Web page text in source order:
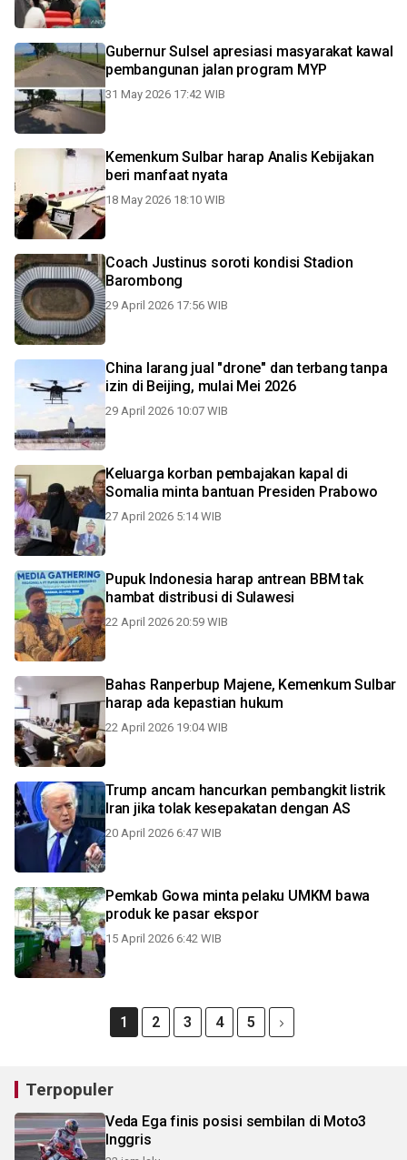
Gubernur Sulsel apresiasi masyarakat kawal
pembangunan jalan program MYP
31 May 2026 17:42 WIB
Kemenkum Sulbar harap Analis Kebijakan
beri manfaat nyata
18 May 2026 18:10 WIB
Coach Justinus soroti kondisi Stadion
Barombong
29 April 2026 17:56 WIB
China larang jual "drone" dan terbang tanpa
izin di Beijing, mulai Mei 2026
29 April 2026 10:07 WIB
Keluarga korban pembajakan kapal di
Somalia minta bantuan Presiden Prabowo
27 April 2026 5:14 WIB
Pupuk Indonesia harap antrean BBM tak
hambat distribusi di Sulawesi
22 April 2026 20:59 WIB
Bahas Ranperbup Majene, Kemenkum Sulbar
harap ada kepastian hukum
22 April 2026 19:04 WIB
Trump ancam hancurkan pembangkit listrik
Iran jika tolak kesepakatan dengan AS
20 April 2026 6:47 WIB
Pemkab Gowa minta pelaku UMKM bawa
produk ke pasar ekspor
15 April 2026 6:42 WIB
1 2 3 4 5
Terpopuler
Veda Ega finis posisi sembilan di Moto3
Inggris